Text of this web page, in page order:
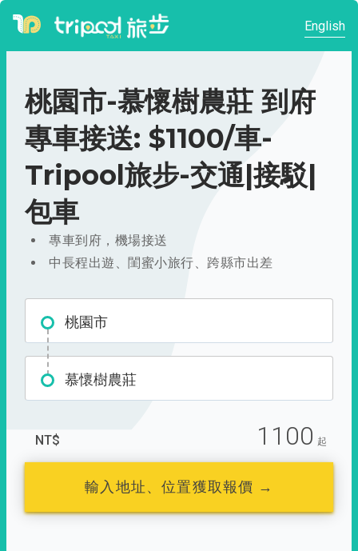
English
桃園市-慕懷樹農莊 到府
專車接送: $1100/車-
Tripool旅步-交通|接駁|
包車
專車到府，機場接送
中長程出遊、閨蜜小旅行、跨縣市出差
桃園市
慕懷樹農莊
NT$ 1100 起
輸入地址、位置獲取報價 →